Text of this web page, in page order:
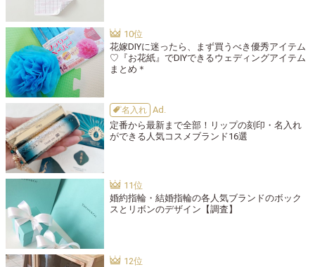
花嫁DIYに迷ったら、まず買うべき優秀アイテム
♡『お花紙』でDIYできるウェディングアイテム
まとめ＊
名入れ
定番から最新まで全部！リップの刻印・名入れ
ができる人気コスメブランド16選
婚約指輪・結婚指輪の各人気ブランドのボック
スとリボンのデザイン【調査】